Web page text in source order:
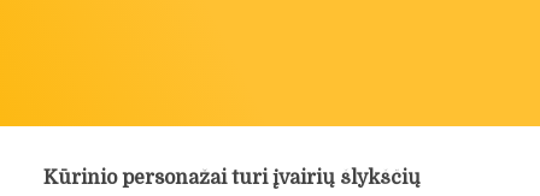
Kūrinio personažai turi įvairių šlykščių